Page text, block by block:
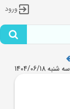
ورود
سه شنبه 1404/06/18